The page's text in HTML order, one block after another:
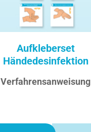
Aufkleberset
Händedesinfektion
Verfahrensanweisung